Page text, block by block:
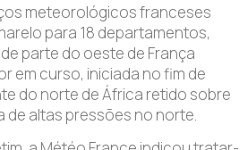
meteorológicos franceses
para 18 departamentos,
parte do oeste de França
em curso, iniciada no fim de
do norte de África retido sobre
de altas pressões no norte.